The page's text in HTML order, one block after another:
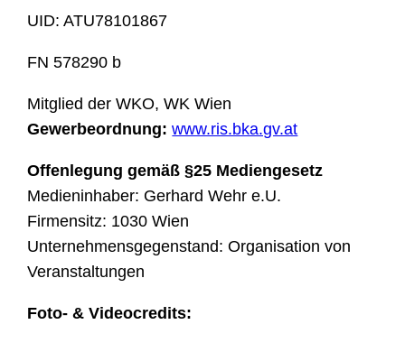
UID: ATU78101867
FN 578290 b
Mitglied der WKO, WK Wien
Gewerbeordnung: www.ris.bka.gv.at
Offenlegung gemäß §25 Mediengesetz
Medieninhaber: Gerhard Wehr e.U.
Firmensitz: 1030 Wien
Unternehmensgegenstand: Organisation von
Veranstaltungen
Foto- & Videocredits: